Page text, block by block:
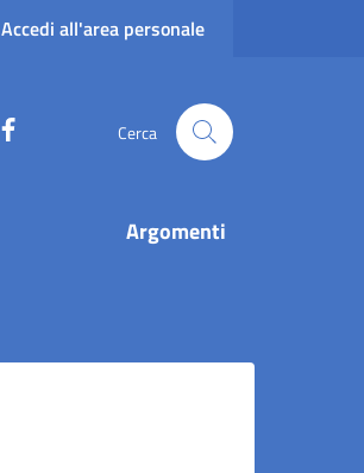
Accedi all'area personale
Cerca
Argomenti